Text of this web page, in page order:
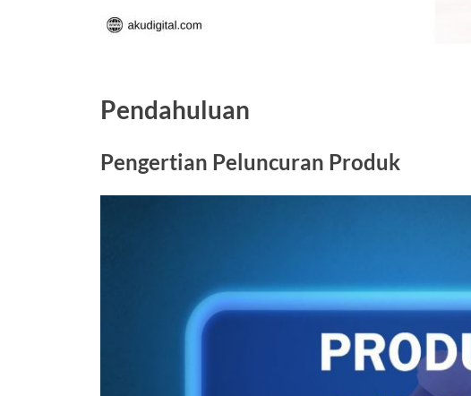
Pendahuluan
Pengertian Peluncuran Produk